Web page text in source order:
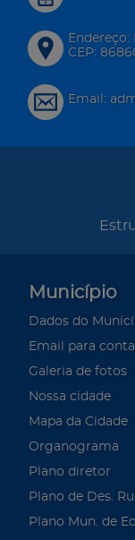
Endereço:
CEP:
Email:
Município
Dados do
Email para
Galeria de fotos
Nossa cidade
Mapa da Cidade
Organograma
Plano diretor
Plano de Des.
Plano Mun. de